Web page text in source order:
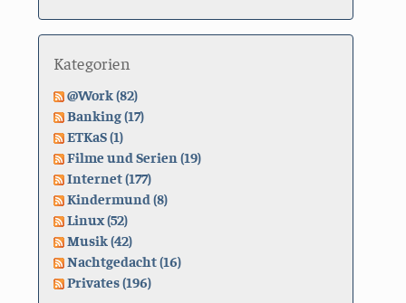
Kategorien
@Work (82)
Banking (17)
ETKaS (1)
Filme und Serien (19)
Internet (177)
Kindermund (8)
Linux (52)
Musik (42)
Nachtgedacht (16)
Privates (196)